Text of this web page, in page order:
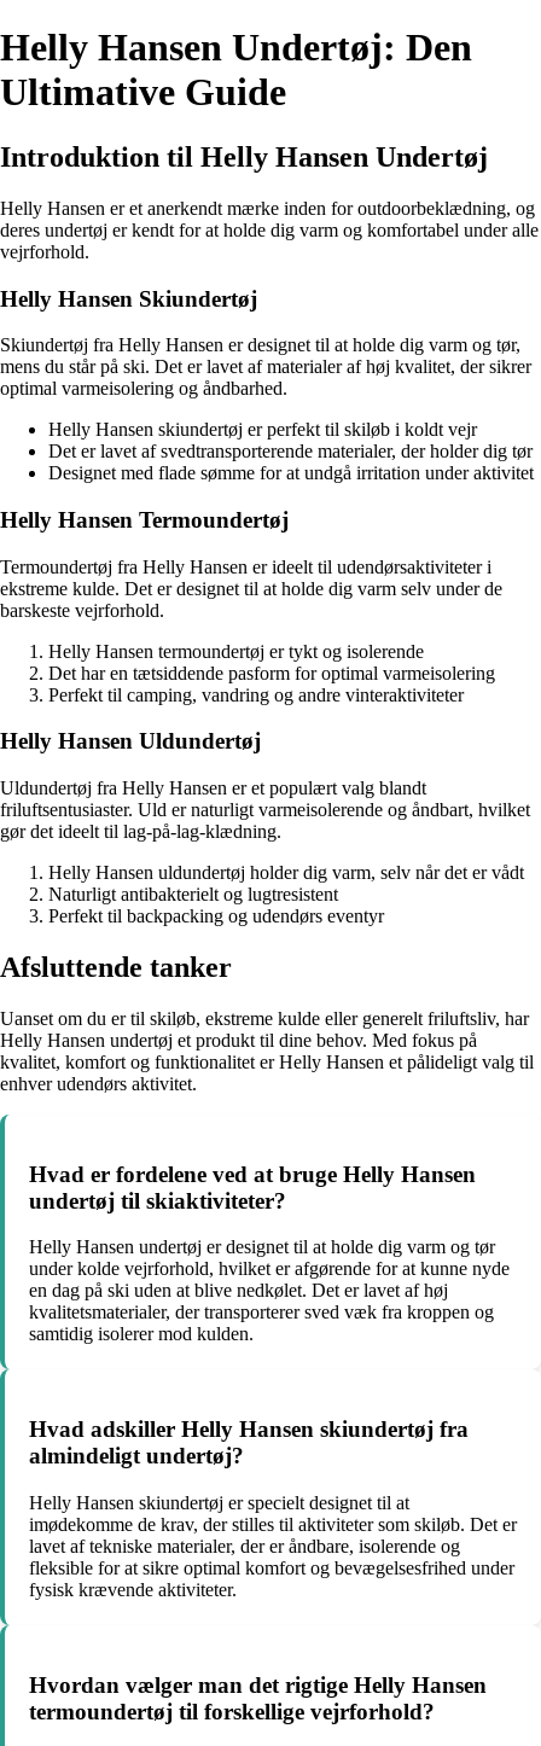
Helly Hansen Undertøj: Den
Ultimative Guide
Introduktion til Helly Hansen Undertøj
Helly Hansen er et anerkendt mærke inden for outdoorbeklædning, og
deres undertøj er kendt for at holde dig varm og komfortabel under alle
vejrforhold.
Helly Hansen Skiundertøj
Skiundertøj fra Helly Hansen er designet til at holde dig varm og tør,
mens du står på ski. Det er lavet af materialer af høj kvalitet, der sikrer
optimal varmeisolering og åndbarhed.
Helly Hansen skiundertøj er perfekt til skiløb i koldt vejr
Det er lavet af svedtransporterende materialer, der holder dig tør
Designet med flade sømme for at undgå irritation under aktivitet
Helly Hansen Termoundertøj
Termoundertøj fra Helly Hansen er ideelt til udendørsaktiviteter i
ekstreme kulde. Det er designet til at holde dig varm selv under de
barskeste vejrforhold.
Helly Hansen termoundertøj er tykt og isolerende
Det har en tætsiddende pasform for optimal varmeisolering
Perfekt til camping, vandring og andre vinteraktiviteter
Helly Hansen Uldundertøj
Uldundertøj fra Helly Hansen er et populært valg blandt
friluftsentusiaster. Uld er naturligt varmeisolerende og åndbart, hvilket
gør det ideelt til lag-på-lag-klædning.
Helly Hansen uldundertøj holder dig varm, selv når det er vådt
Naturligt antibakterielt og lugtresistent
Perfekt til backpacking og udendørs eventyr
Afsluttende tanker
Uanset om du er til skiløb, ekstreme kulde eller generelt friluftsliv, har
Helly Hansen undertøj et produkt til dine behov. Med fokus på
kvalitet, komfort og funktionalitet er Helly Hansen et pålideligt valg til
enhver udendørs aktivitet.
Hvad er fordelene ved at bruge Helly Hansen
undertøj til skiaktiviteter?
Helly Hansen undertøj er designet til at holde dig varm og tør
under kolde vejrforhold, hvilket er afgørende for at kunne nyde
en dag på ski uden at blive nedkølet. Det er lavet af høj
kvalitetsmaterialer, der transporterer sved væk fra kroppen og
samtidig isolerer mod kulden.
Hvad adskiller Helly Hansen skiundertøj fra
almindeligt undertøj?
Helly Hansen skiundertøj er specielt designet til at
imødekomme de krav, der stilles til aktiviteter som skiløb. Det er
lavet af tekniske materialer, der er åndbare, isolerende og
fleksible for at sikre optimal komfort og bevægelsesfrihed under
fysisk krævende aktiviteter.
Hvordan vælger man det rigtige Helly Hansen
termoundertøj til forskellige vejrforhold?